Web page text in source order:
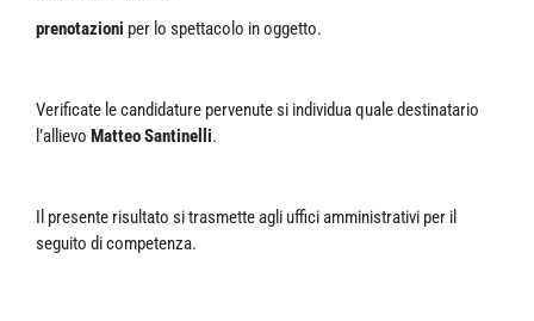
prenotazioni per lo spettacolo in oggetto.
Verificate le candidature pervenute si individua quale destinatario
l’allievo Matteo Santinelli.
Il presente risultato si trasmette agli uffici amministrativi per il
seguito di competenza.